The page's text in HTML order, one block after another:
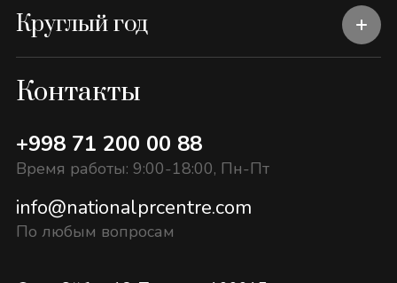
Круглый год
Контакты
+998 71 200 00 88
Время работы: 9:00-18:00, Пн-Пт
info@nationalprcentre.com
По любым вопросам